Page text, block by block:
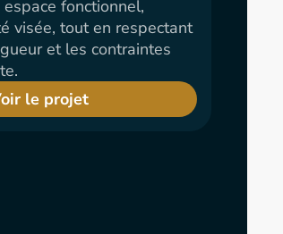
fonctionnel,
visée, tout en respectant
et les contraintes
le projet